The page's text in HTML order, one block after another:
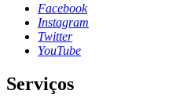
Facebook
Instagram
Twitter
YouTube
Serviços